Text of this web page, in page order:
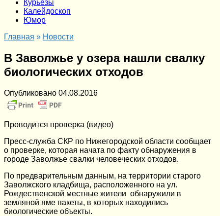
Курьёзы
Калейдоскоп
Юмор
Главная » Новости
В Заволжье у озера нашли свалку
биологических отходов
Опубликовано 04.08.2016
Проводится проверка (видео)
Пресс-служба СКР по Нижегородской области сообщает
о проверке, которая начата по факту обнаружения в
городе Заволжье свалки человеческих отходов.
По предварительным данным, на территории старого
Заволжского кладбища, расположенного на ул.
Рождественской местные жители обнаружили в
земляной яме пакеты, в которых находились
биологические объекты.